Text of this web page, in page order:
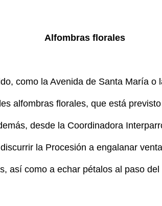
Alfombras florales
como la Avenida de Santa María o
alfombras florales, que está
desde la Coordinadora
la Procesión a engalanar
así como a echar pétalos al paso